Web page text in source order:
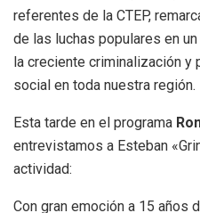
referentes de la CTEP,
de las luchas populares en
la creciente criminalización y
social en toda nuestra región.
Esta tarde en el programa
entrevistamos a Esteban
actividad:
Con gran emoción a 15 años